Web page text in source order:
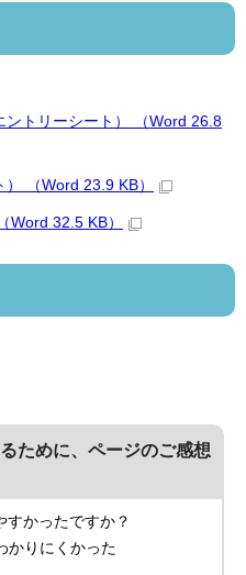
トリーシート） （Word 26.8
（Word 23.9 KB）
Word 32.5 KB）
ために、ページのご感想
すかったですか？
かりにくかった